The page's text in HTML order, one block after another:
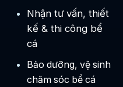
Nhận tư vấn, thiết
kế & thi công bể
cá
Bảo dưỡng, vệ sinh
chăm sóc bể cá